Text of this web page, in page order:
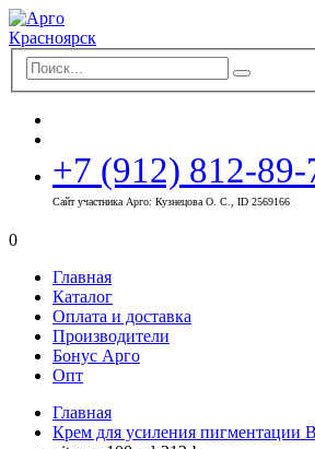
+7 (912) 812-89-
Сайт участника Арго: Кузнецова О. С., ID 2569166
0
Главная
Каталог
Оплата и доставка
Производители
Бонус Арго
Опт
Главная
Крем для усиления пигментации